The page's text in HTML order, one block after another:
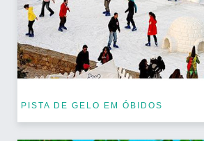
PISTA DE GELO EM ÓBIDOS